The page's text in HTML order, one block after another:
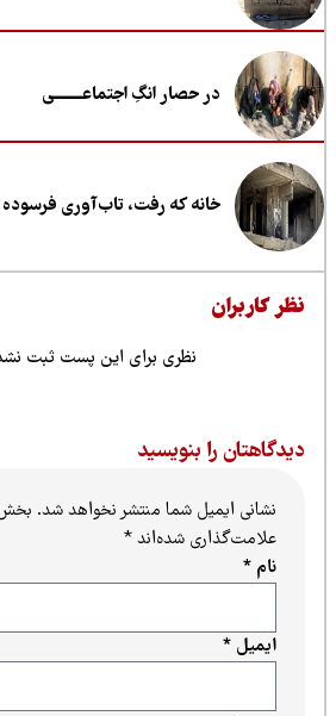
در حصار انگِ اجتماعــــــــی
خانه که رفت، تاب‌آوری فرسوده شد
کاربران
نظری برای این پست ثبت نشده
را بنویسید
نشانی ایمیل شما منتشر نخواهد شد.بخش‌های
علامت‌گذاری شده‌اند*
ایمیل*